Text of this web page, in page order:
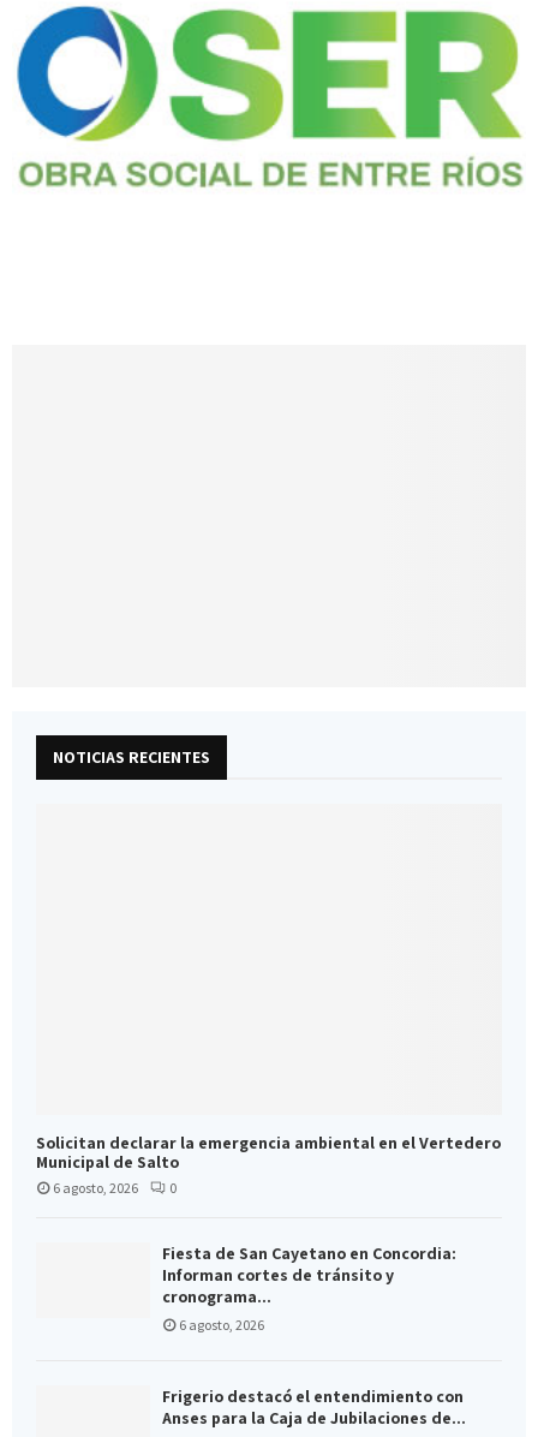
NOTICIAS RECIENTES
Solicitan declarar la emergencia ambiental en el Vertedero
Municipal de Salto
6 agosto, 2026 0
Fiesta de San Cayetano en Concordia:
Informan cortes de tránsito y
cronograma...
6 agosto, 2026
Frigerio destacó el entendimiento con
Anses para la Caja de Jubilaciones de...